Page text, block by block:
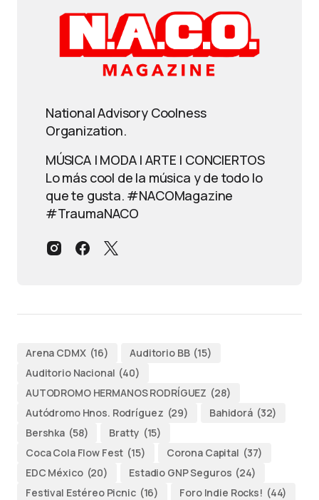
National Advisory Coolness
Organization.
MÚSICA | MODA | ARTE | CONCIERTOS
Lo más cool de la música y de todo lo
que te gusta. #NACOMagazine
#TraumaNACO
Arena CDMX (16) Auditorio BB (15)
Auditorio Nacional (40)
AUTODROMO HERMANOS RODRÍGUEZ (28)
Autódromo Hnos. Rodríguez (29) Bahidorá (32)
Bershka (58) Bratty (15)
Coca Cola Flow Fest (15) Corona Capital (37)
EDC México (20) Estadio GNP Seguros (24)
Festival Estéreo Picnic (16) Foro Indie Rocks! (44)